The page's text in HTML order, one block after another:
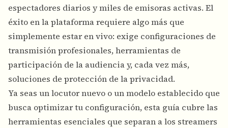
espectadores diarios y miles de emisoras activas. El
éxito en la plataforma requiere algo más que
simplemente estar en vivo: exige configuraciones de
transmisión profesionales, herramientas de
participación de la audiencia y, cada vez más,
soluciones de protección de la privacidad.
Ya seas un locutor nuevo o un modelo establecido que
busca optimizar tu configuración, esta guía cubre las
herramientas esenciales que separan a los streamers